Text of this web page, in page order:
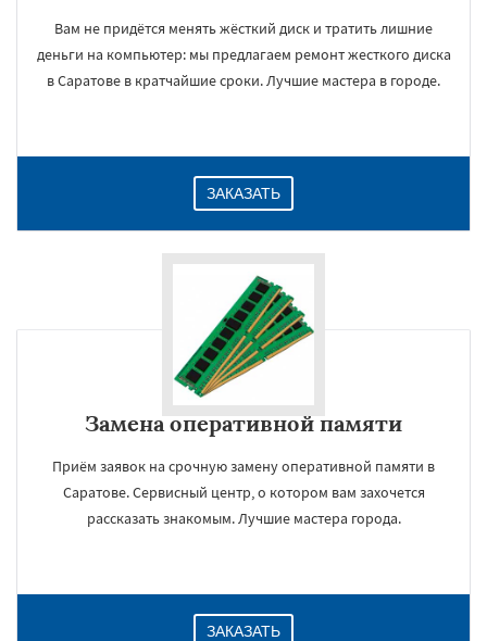
Вам не придётся менять жёсткий диск и тратить лишние
деньги на компьютер: мы предлагаем ремонт жесткого диска
в Саратове в кратчайшие сроки. Лучшие мастера в городе.
ЗАКАЗАТЬ
Замена оперативной памяти
Приём заявок на срочную замену оперативной памяти в
Саратове. Сервисный центр, о котором вам захочется
рассказать знакомым. Лучшие мастера города.
ЗАКАЗАТЬ